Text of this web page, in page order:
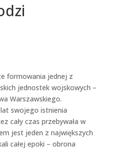
formowania jednej z
jednostek wojskowych –
Warszawskiego.
swojego istnienia
cały czas przebywała w
jest jeden z największych
całej epoki – obrona